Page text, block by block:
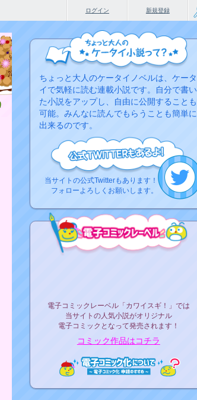
新規登録
ログイン
ちょっと大人のケータイノベルは、ケータ
イで気軽に読む連載小説です。自分で書い
た小説をアップし、自由に公開することも
可能。みんなに読んでもらうことも簡単に
出来るのです。
当サイトの公式Twitterもあります！
フォローよろしくお願いします。
電子コミックレーベル「カワイスギ！」では
当サイトの人気小説がオリジナル
電子コミックとなって発売されます！
コミック作品はコチラ